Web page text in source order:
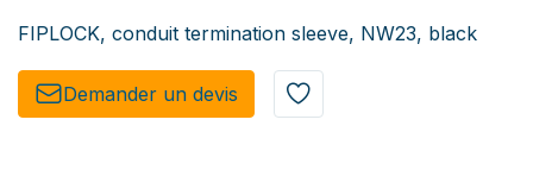
FIPLOCK, conduit termination sleeve, NW23, black
Demander un de​​vis​​